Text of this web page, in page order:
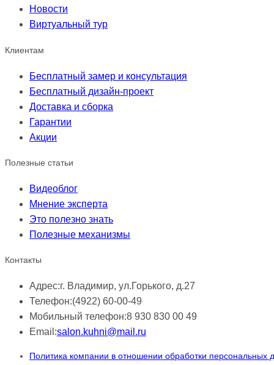
Новости
Виртуальный тур
Клиентам
Бесплатный замер и консультация
Бесплатный дизайн-проект
Доставка и сборка
Гарантии
Акции
Полезные статьи
Видеоблог
Мнение эксперта
Это полезно знать
Полезные механизмы
Контакты
Адрес:г. Владимир, ул.Горького, д.27
Телефон:(4922) 60-00-49
Мобильный телефон:8 930 830 00 49
Email:salon.kuhni@mail.ru
Политика компании в отношении обработки персональных